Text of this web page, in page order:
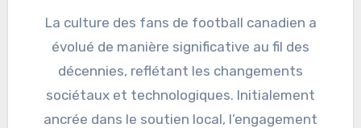
La culture des fans de football canadien a
évolué de manière significative au fil des
décennies, reflétant les changements
sociétaux et technologiques. Initialement
ancrée dans le soutien local, l’engagement